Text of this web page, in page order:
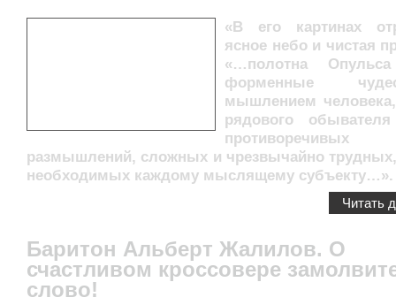
«В его картинах
ясное небо и чистая
«…полотна
форменные
мышлением человека,
рядового
противоречивых
размышлений, сложных и чрезвычайно
необходимых каждому мыслящему субъекту…».
Читать
Баритон Альберт Жалилов. О
счастливом кроссовере
слово!